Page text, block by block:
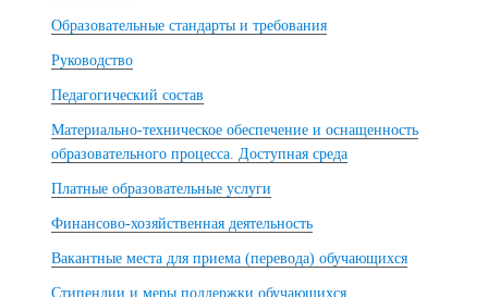
Образовательные стандарты и требования
Руководство
Педагогический состав
Материально-техническое обеспечение и оснащенность
образовательного процесса. Доступная среда
Платные образовательные услуги
Финансово-хозяйственная деятельность
Вакантные места для приема (перевода) обучающихся
Стипендии и меры поддержки обучающихся